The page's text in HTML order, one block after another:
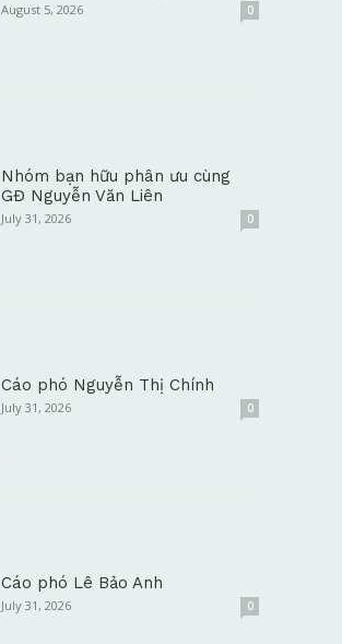
August 5, 2026 0
Nhóm bạn hữu phân ưu cùng
GĐ Nguyễn Văn Liên
July 31, 2026 0
Cáo phó Nguyễn Thị Chính
July 31, 2026 0
Cáo phó Lê Bảo Anh
July 31, 2026 0